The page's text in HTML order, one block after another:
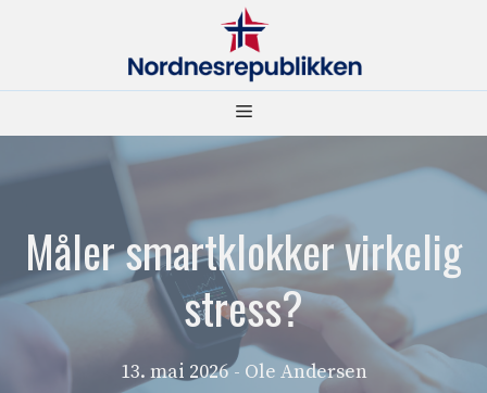
Meny
Måler smartklokker virkelig
stress?
13. mai 2026 - Ole Andersen